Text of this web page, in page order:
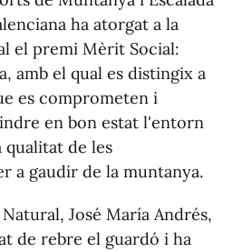
ha atorgat a la
el premi Mèrit Social:
amb el qual es distingix a
es comprometen i
en bon estat l'entorn
de les
a gaudir de la muntanya.
José María Andrés,
de rebre el guardó i ha